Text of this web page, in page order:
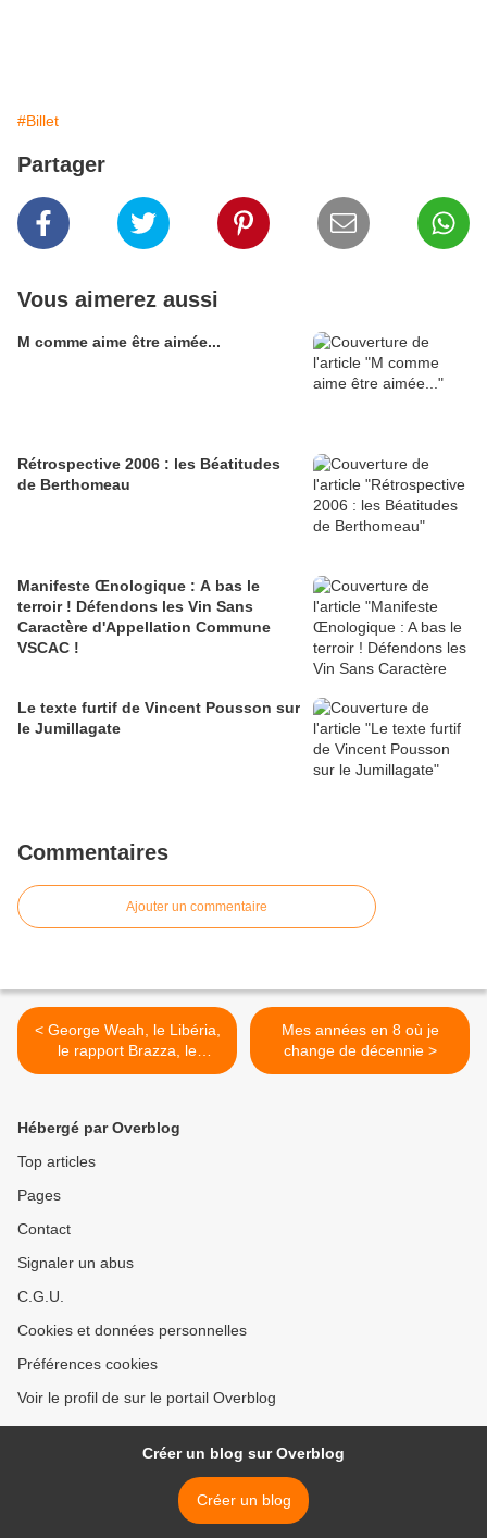
#Billet
Partager
Vous aimerez aussi
M comme aime être aimée...
Rétrospective 2006 : les Béatitudes
de Berthomeau
Manifeste Œnologique : A bas le
terroir ! Défendons les Vin Sans
Caractère d'Appellation Commune
VSCAC !
Le texte furtif de Vincent Pousson sur
le Jumillagate
Commentaires
Ajouter un commentaire
< George Weah, le Libéria,
le rapport Brazza, le
massacre de Thiaroye des
masse prémédité » la
colonisation a été un crime
Mes années en 8 où je
change de décennie >
Hébergé par Overblog
Top articles
Pages
Contact
Signaler un abus
C.G.U.
Cookies et données personnelles
Préférences cookies
Voir le profil de sur le portail Overblog
Créer un blog sur Overblog
Créer un blog